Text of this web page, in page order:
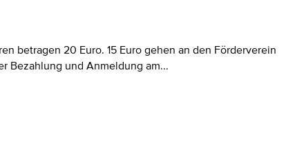
betragen 20 Euro. 15 Euro gehen an den Förderverein
Bezahlung und Anmeldung am...